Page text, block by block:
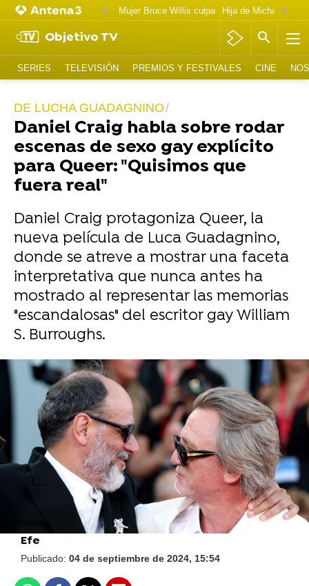
Mujer Bruce Willis culpa
Objetivo TV
SERIES TELEVISIÓN PREMIOS Y FESTIVALES CINE
DE LUCHA GUADAGNINO
Daniel Craig habla sobre rodar
escenas de sexo gay explícito
para Queer: "Quisimos que
fuera real"
Daniel Craig protagoniza Queer, la
nueva película de Luca Guadagnino,
donde se atreve a mostrar una faceta
interpretativa que nunca antes ha
mostrado al representar las memorias
"escandalosas" del escritor gay William
S. Burroughs.
Vídeo: Reuters I Foto: Getty
Se desvela que Aaron Taylor-Johnson
sería el nuevo James Bond en sustitución
a Daniel Craig: "El trabajo es suyo"
Efe
Publicado: 04 de septiembre de 2024, 15:54